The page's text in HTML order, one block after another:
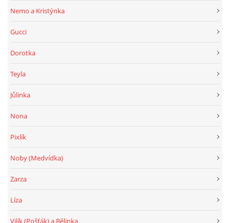
Nemo a Kristýnka
Gucci
Dorotka
Teyla
Jůlinka
Nona
Pixlík
Noby (Medvídka)
Zarza
Líza
Vilík (Pošťák) a Bělinka